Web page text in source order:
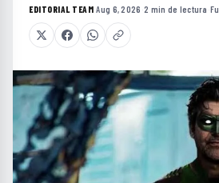
EDITORIAL TEAM·Aug 6, 2026 ·2 min de lectura ·